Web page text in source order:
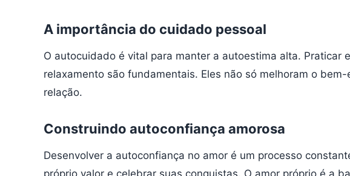
A importância do cuidado pessoal
O autocuidado é vital para manter a autoestima alta. Praticar
relaxamento são fundamentais. Eles não só melhoram o
relação.
Construindo autoconfiança amorosa
Desenvolver a autoconfiança no amor é um processo